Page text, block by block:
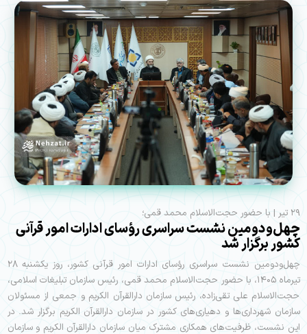
۲۹ تیر | با حضور حجت‌الاسلام محمد قمی؛
چهل‌ودومین نشست سراسری رؤسای ادارات امور قرآنی
کشور برگزار شد
چهل‌ودومین نشست سراسری رؤسای ادارات امور قرآنی کشور، روز یکشنبه ۲۸
تیرماه ۱۴۰۵، با حضور حجت‌الاسلام محمد قمی، رئیس سازمان تبلیغات اسلامی،
حجت‌الاسلام علی تقی‌زاده، رئیس سازمان دارالقرآن الکریم و جمعی از مسئولان
سازمان شهرداری‌ها و دهیاری‌های کشور در سازمان دارالقرآن الکریم برگزار شد. در
این نشست، ظرفیت‌های همکاری مشترک میان سازمان دارالقرآن الکریم و سازمان